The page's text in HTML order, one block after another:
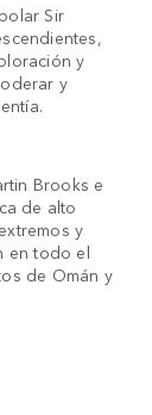
Sir
y
y
Brooks e
de alto
y
en todo el
de Omán y